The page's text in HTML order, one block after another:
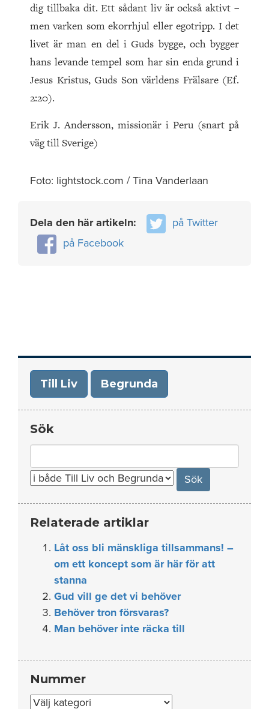
dig tillbaka dit. Ett sådant liv är också aktivt –
men varken som ekorrhjul eller egotripp. I det
livet är man en del i Guds bygge, och bygger
hans levande tempel som har sin enda grund i
Jesus Kristus, Guds Son världens Frälsare (Ef.
2:20).
Erik J. Andersson, missionär i Peru (snart på
väg till Sverige)
Foto: lightstock.com / Tina Vanderlaan
Dela den här artikeln:
på Twitter
på Facebook
Till Liv Begrunda
Sök
for:
Relaterade artiklar
Låt oss bli mänskliga tillsammans! –
om ett koncept som är här för att
stanna
Gud vill ge det vi behöver
Behöver tron försvaras?
Man behöver inte räcka till
Nummer
Nummer